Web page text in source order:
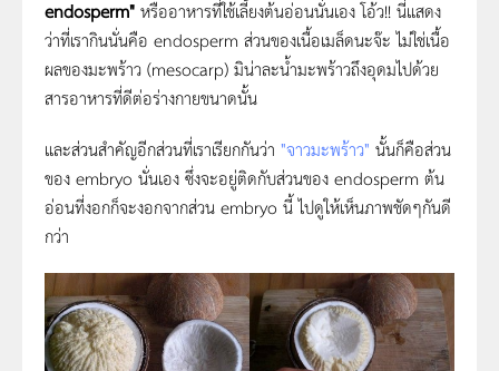
endosperm" หรืออาหารที่ใช้เลี้ยงต้นอ่อนนั่นเอง โอ้ว!! นี่แสดง
ว่าที่เรากินนั่นคือ endosperm ส่วนของเนื้อเมล็ดนะจ๊ะ ไม่ใช่เนื้อ
ผลของมะพร้าว (mesocarp) มิน่าละน้ำมะพร้าวถึงอุดมไปด้วย
สารอาหารที่ดีต่อร่างกายขนาดนั้น
และส่วนสำคัญอีกส่วนที่เราเรียกกันว่า "จาวมะพร้าว" นั้นก็คือส่วน
ของ embryo นั่นเอง ซึ่งจะอยู่ติดกับส่วนของ endosperm ต้น
อ่อนที่งอกก็จะงอกจากส่วน embryo นี้ ไปดูให้เห็นภาพชัดๆกันดี
กว่า